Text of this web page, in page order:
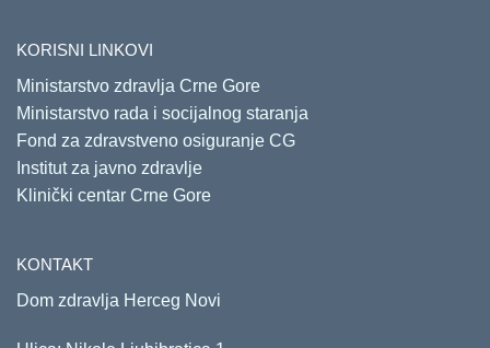
KORISNI LINKOVI
Ministarstvo zdravlja Crne Gore
Ministarstvo rada i socijalnog staranja
Fond za zdravstveno osiguranje CG
Institut za javno zdravlje
Klinički centar Crne Gore
KONTAKT
Dom zdravlja Herceg Novi